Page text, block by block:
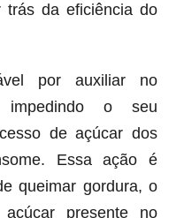
da eficiência do
por auxiliar no
impedindo o seu
de açúcar dos
Essa ação é
queimar gordura, o
presente no